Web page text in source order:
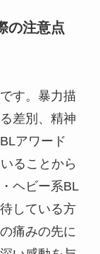
の注意点
す。暴力描
差別、精神
アワード
ることから
ヘビー系BL
している方
痛みの先に